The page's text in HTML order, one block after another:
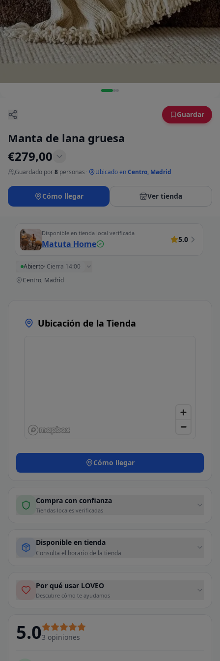
Guardar
Manta de lana gruesa
€279,00
Guardado por8 personas Ubicado enCentro, Madrid
Cómo llegar Ver tienda
Disponible en tienda local verificada
Matuta Home 5.0
Abierto· Cierra 14:00
Centro, Madrid
Ubicación de la Tienda
Cómo llegar
Compra con confianza
Tiendas locales verificadas
Disponible en tienda
Consulta el horario de la tienda
Por qué usar LOVEO
Descubre cómo te ayudamos
5.03 opiniones